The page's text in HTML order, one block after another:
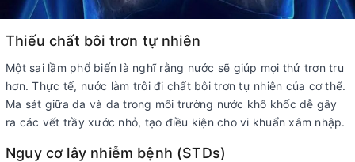
Thiếu chất bôi trơn tự nhiên
Một sai lầm phổ biến là nghĩ rằng nước sẽ giúp mọi thứ trơn tru
hơn. Thực tế, nước làm trôi đi chất bôi trơn tự nhiên của cơ thể.
Ma sát giữa da và da trong môi trường nước khô khốc dễ gây
ra các vết trầy xước nhỏ, tạo điều kiện cho vi khuẩn xâm nhập.
Nguy cơ lây nhiễm bệnh (STDs)